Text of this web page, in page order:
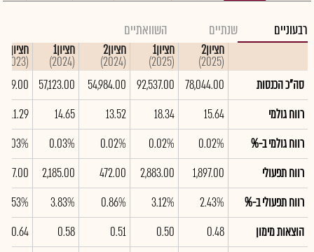
רבעוניים שנתיים השוואתיים
חציון2
(2025)
חציון1
(2025)
חציון2
(2024)
חציון1
(2024)
חציון2
(2023)
סה"כ הכנסות
78,044.00
92,537.00
54,984.00
57,123.00
רווח גולמי
15.64
18.34
13.52
14.65
11.29
רווח גולמי ב-%
0.02%
0.02%
0.02%
0.03%
0.03%
רווח תפעולי
1,897.00
2,883.00
472.00
2,185.00
רווח תפעולי ב-%
2.43%
3.12%
0.86%
3.83%
5.53%
הוצאות מימון
0.48
0.50
0.51
0.58
0.64